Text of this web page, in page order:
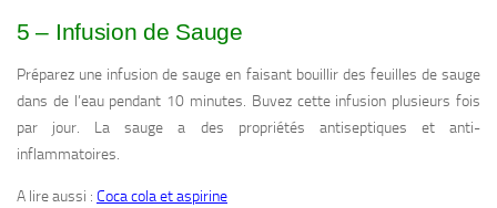
5 – Infusion de Sauge
Préparez une infusion de sauge en faisant bouillir des feuilles de sauge
dans de l’eau pendant 10 minutes. Buvez cette infusion plusieurs fois
par jour. La sauge a des propriétés antiseptiques et anti-
inflammatoires.
A lire aussi : Coca cola et aspirine